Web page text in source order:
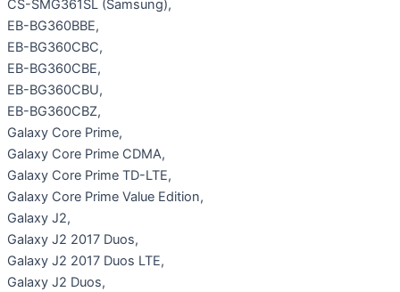
CS-SMG361SL (Samsung),
EB-BG360BBE,
EB-BG360CBC,
EB-BG360CBE,
EB-BG360CBU,
EB-BG360CBZ,
Galaxy Core Prime,
Galaxy Core Prime CDMA,
Galaxy Core Prime TD-LTE,
Galaxy Core Prime Value Edition,
Galaxy J2,
Galaxy J2 2017 Duos,
Galaxy J2 2017 Duos LTE,
Galaxy J2 Duos,